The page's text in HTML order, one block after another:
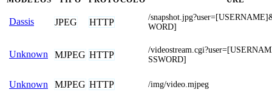
Dassis JPEG HTTP
/
WORD]
Unknown MJPEG HTTP
/
SSWORD]
Unknown MJPEG HTTP /img/video.mjpeg